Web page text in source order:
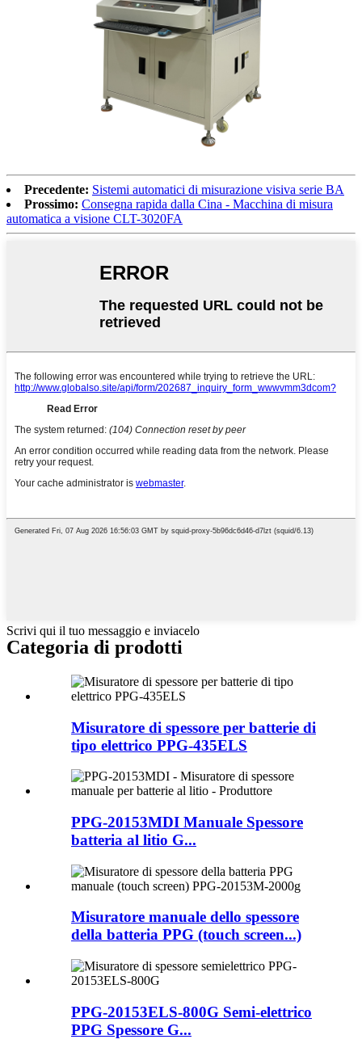
Precedente: Sistemi automatici di misurazione visiva serie BA
Prossimo: Consegna rapida dalla Cina - Macchina di misura
automatica a visione CLT-3020FA
Scrivi qui il tuo messaggio e inviacelo
Categoria di prodotti
Misuratore di spessore per batterie di
tipo elettrico PPG-435ELS
PPG-20153MDI Manuale Spessore
batteria al litio G...
Misuratore manuale dello spessore
della batteria PPG (touch screen...)
PPG-20153ELS-800G Semi-elettrico
PPG Spessore G...